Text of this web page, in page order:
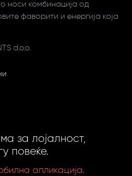
носи комбинација од
фаворити и енергија која
d.o.o.
за лојалност,
повеќе.
апликација.